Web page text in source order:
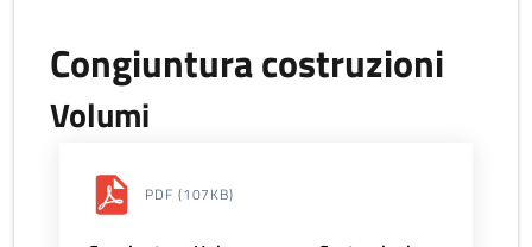
Congiuntura costruzioni
Volumi
PDF (107KB)